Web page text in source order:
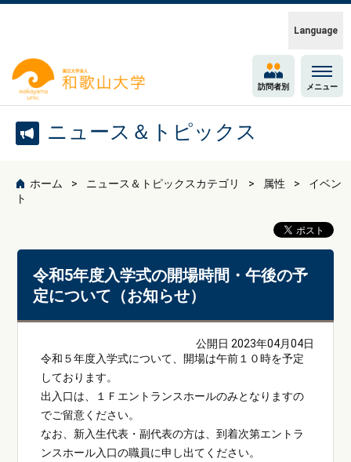
Language
訪問者別 メニュー
ニュース＆トピックス
ホーム ニュース＆トピックスカテゴリ 属性
イベン
ト
令和5年度入学式の開場時間・午後の予
定について（お知らせ）
公開日 2023年04月04日
令和５年度入学式について、開場は午前１０時を予定
しております。
出入口は、１Ｆエントランスホールのみとなりますの
でご留意ください。
なお、新入生代表・副代表の方は、到着次第エントラ
ンスホール入口の職員に申し出てください。